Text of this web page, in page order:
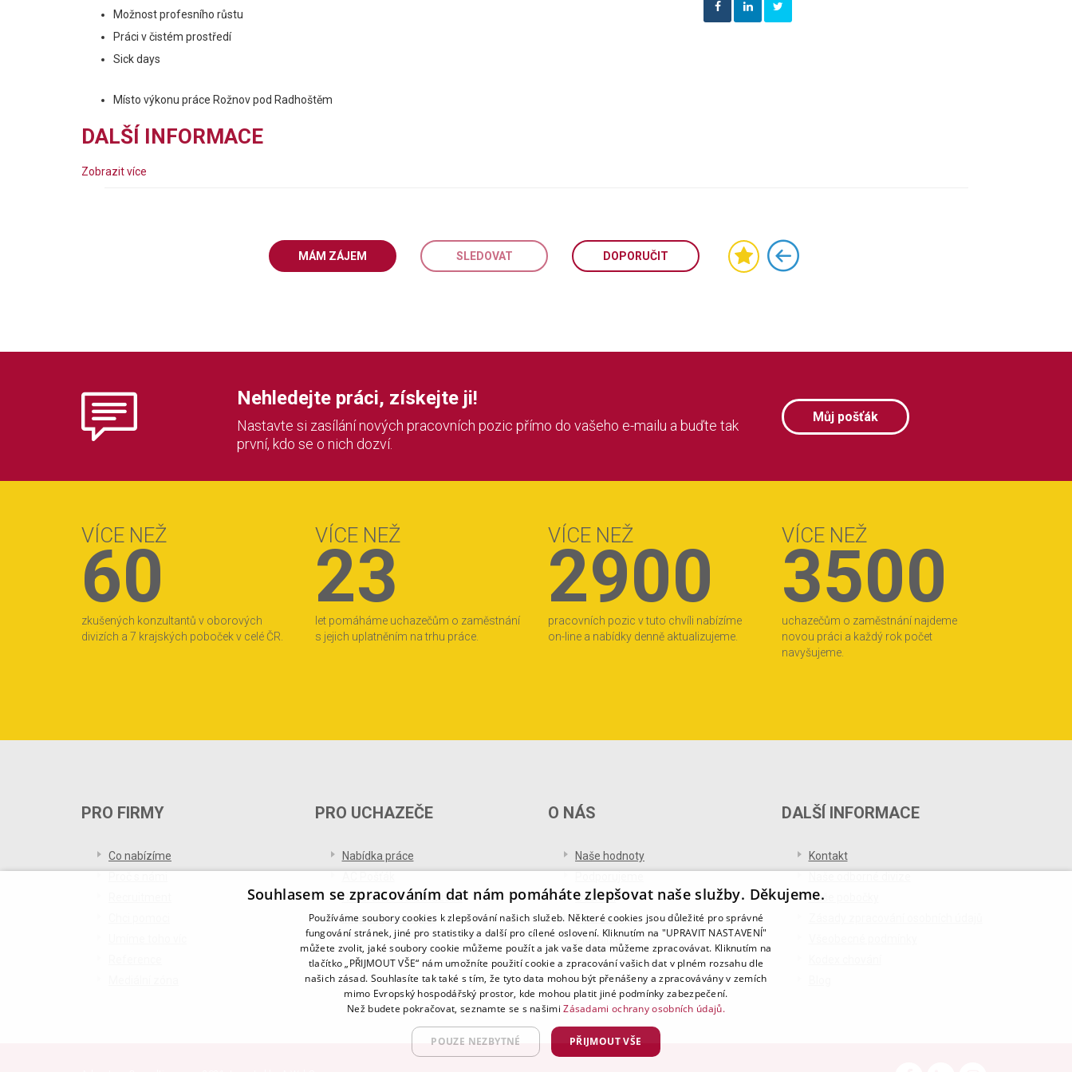
Možnost profesního růstu
Práci v čistém prostředí
Sick days
Místo výkonu práce Rožnov pod Radhoštěm
DALŠÍ INFORMACE
Zobrazit více
MÁM ZÁJEM SLEDOVAT DOPORUČIT
Nehledejte práci, získejte ji!
Nastavte si zasílání nových pracovních pozic přímo do vašeho e-mailu a buďte tak
první, kdo se o nich dozví.
Můj pošťák
VÍCE NEŽ
60
zkušených konzultantů v oborových
divizích a 7 krajských poboček v celé ČR.
VÍCE NEŽ
23
let pomáháme uchazečům o zaměstnání
s jejich uplatněním na trhu práce.
VÍCE NEŽ
2900
pracovních pozic v tuto chvíli nabízíme
on-line a nabídky denně aktualizujeme.
VÍCE NEŽ
3500
uchazečům o zaměstnání najdeme
novou práci a každý rok počet
navyšujeme.
PRO FIRMY
Co nabízíme
PRO UCHAZEČE
Nabídka práce
Reference od uchazečů
Blog pro uchazeče
O NÁS
Naše hodnoty
Ocenění
Partnerství
Digitalizace
DALŠÍ INFORMACE
Kontakt
Naše pobočky
Souhlasem se zpracováním dat nám pomáháte zlepšovat naše služby. Děkujeme.
Používáme soubory cookies k zlepšování našich služeb. Některé cookies jsou důležité pro správné
fungování stránek, jiné pro statistiky a další pro cílené oslovení. Kliknutím na "UPRAVIT NASTAVENÍ"
můžete zvolit, jaké soubory cookie můžeme použít a jak vaše data můžeme zpracovávat. Kliknutím na
tlačítko „PŘIJMOUT VŠE“ nám umožníte použití cookie a zpracování vašich dat v plném rozsahu dle
našich zásad. Souhlasíte tak také s tím, že tyto data mohou být přenášeny a zpracovávány v zemích
mimo Evropský hospodářský prostor, kde mohou platit jiné podmínky zabezpečení.
Než budete pokračovat, seznamte se s našimiZásadami ochrany osobních údajů.
PŘIJMOUT VŠE
POUZE NEZBYTNÉ